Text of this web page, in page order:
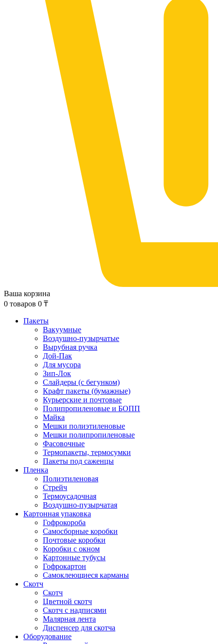
Ваша корзина
0 товаров 0 ₸
Пакеты
Вакуумные
Воздушно-пузырчатые
Вырубная ручка
Дой-Пак
Для мусора
Зип-Лок
Слайдеры (с бегунком)
Крафт пакеты (бумажные)
Курьерские и почтовые
Полипропиленовые и БОПП
Майка
Мешки полиэтиленовые
Мешки полипропиленовые
Фасовочные
Термопакеты, термосумки
Пакеты под саженцы
Пленка
Полиэтиленовая
Стрейч
Термоусадочная
Воздушно-пузырчатая
Картонная упаковка
Гофрокороба
Самосборные коробки
Почтовые коробки
Коробки с окном
Картонные тубусы
Гофрокартон
Самоклеющиеся карманы
Скотч
Скотч
Цветной скотч
Скотч с надписями
Малярная лента
Диспенсер для скотча
Оборудование